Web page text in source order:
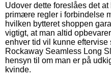
Udover dette foreslåes det
primære regler i forbindelse
hvilken bytteret shoppen
vigtigt, at man altid
enhver tid vil kunne
Rockaway Seamless Long
hensyn til om man er på
kvinde.